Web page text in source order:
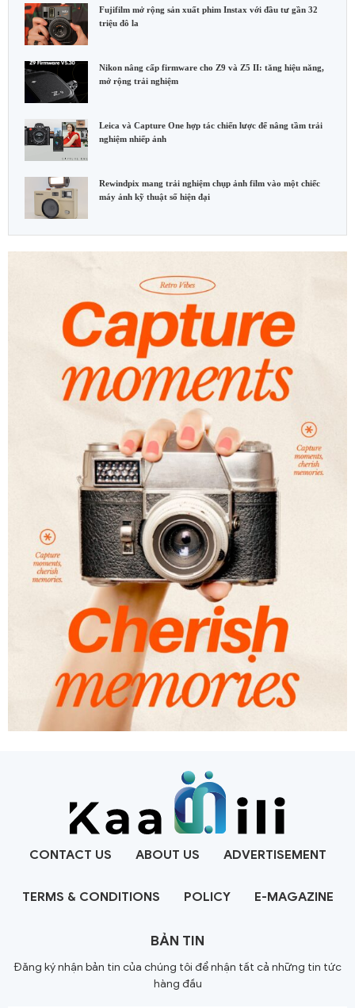
Fujifilm mở rộng sản xuất phim Instax với đầu tư gần 32
triệu đô la
Nikon nâng cấp firmware cho Z9 và Z5 II: tăng hiệu năng,
mở rộng trải nghiệm
Leica và Capture One hợp tác chiến lược để nâng tầm trải
nghiệm nhiếp ảnh
Rewindpix mang trải nghiệm chụp ảnh film vào một chiếc
máy ảnh kỹ thuật số hiện đại
CONTACT US ABOUT US ADVERTISEMENT
TERMS & CONDITIONS POLICY E-MAGAZINE
BẢN TIN
Đăng ký nhận bản tin của chúng tôi để nhận tất cả những tin tức
hàng đầu